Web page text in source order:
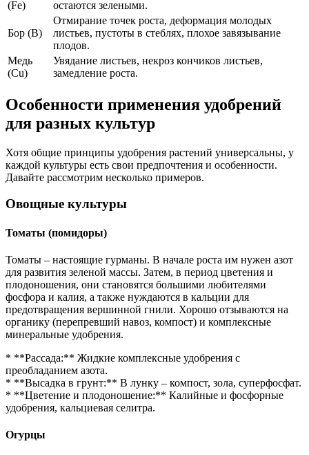
(Fe)
остаются зелеными.
Бор (B)
Отмирание точек роста, деформация молодых
листьев, пустоты в стеблях, плохое завязывание
плодов.
Медь
(Cu)
Увядание листьев, некроз кончиков листьев,
замедление роста.
Особенности применения удобрений
для разных культур
Хотя общие принципы удобрения растений универсальны, у
каждой культуры есть свои предпочтения и особенности.
Давайте рассмотрим несколько примеров.
Овощные культуры
Томаты (помидоры)
Томаты – настоящие гурманы. В начале роста им нужен азот
для развития зеленой массы. Затем, в период цветения и
плодоношения, они становятся большими любителями
фосфора и калия, а также нуждаются в кальции для
предотвращения вершинной гнили. Хорошо отзываются на
органику (перепревший навоз, компост) и комплексные
минеральные удобрения.
* **Рассада:** Жидкие комплексные удобрения с
преобладанием азота.
* **Высадка в грунт:** В лунку – компост, зола, суперфосфат.
* **Цветение и плодоношение:** Калийные и фосфорные
удобрения, кальциевая селитра.
Огурцы